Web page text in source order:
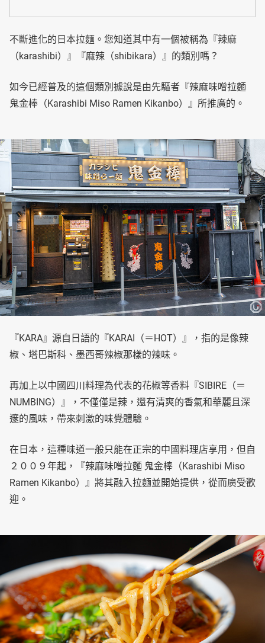
不斷進化的日本拉麵。您知道其中有一個被稱為『辣麻
（karashibi）』『麻辣（shibikara）』的類別嗎？
如今已經普及的這個類別據說是由先驅者『辣麻味噌拉麵
鬼金棒（Karashibi Miso Ramen Kikanbo）』所推廣的。
『KARA』源自日語的『KARAI（＝HOT）』，指的是像辣
椒、塔巴斯科、墨西哥辣椒那樣的辣味。
再加上以中國四川料理為代表的花椒等香料『SIBIRE（＝
NUMBING）』，不僅僅是辣，還有清爽的香氣和華麗且深
邃的風味，帶來刺激的味覺體驗。
在日本，這種味道一般只能在正宗的中國料理店享用，但自
２００９年起，『辣麻味噌拉麵 鬼金棒（Karashibi Miso
Ramen Kikanbo）』將其融入拉麵並開始提供，從而廣受歡
迎。